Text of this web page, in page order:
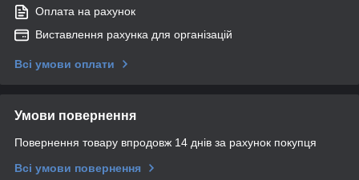
Оплата на рахунок
Виставлення рахунка для організацій
Всі умови оплати
Умови повернення
Повернення товару впродовж 14 днів за рахунок покупця
Всі умови повернення